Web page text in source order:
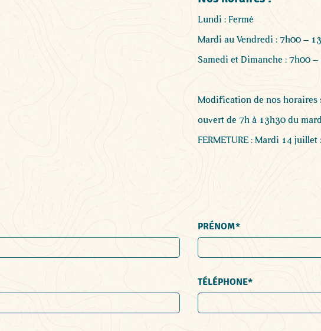
Lundi : Fermé
Mardi au Vendredi : 7h00 –
Samedi et Dimanche : 7h00
Modification de nos horaires
ouvert de 7h à 13h30 du
FERMETURE : Mardi 14 juillet
PRÉNOM
TÉLÉPHONE*